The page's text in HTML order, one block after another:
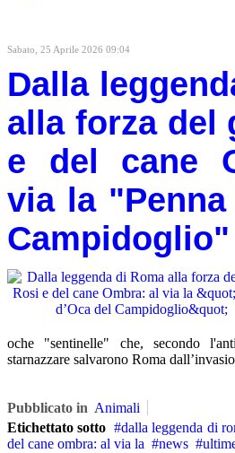
Sabato, 25 Aprile 2026 09:04
Dalla
alla forza del
e del cane
via la "Penna
Campidoglio"
oche "sentinelle" che, secondo
starnazzare salvarono Roma
Pubblicato in Animali
Etichettato sotto
dalla leggenda di
del cane ombra: al via la
news